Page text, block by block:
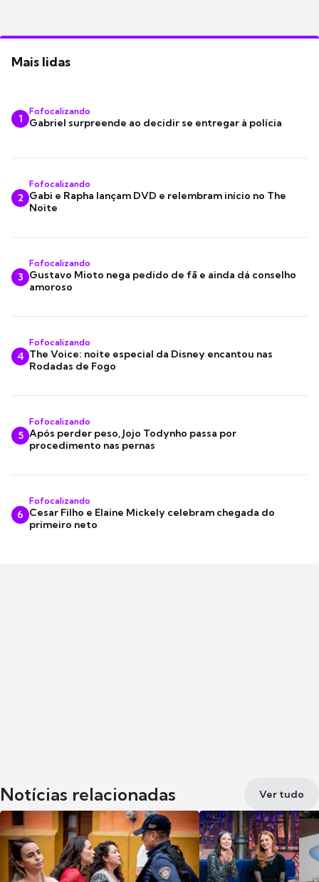
Mais lidas
1
Fofocalizando
Gabriel surpreende ao decidir se entregar à polícia
2
Fofocalizando
Gabi e Rapha lançam DVD e relembram início no The
Noite
3
Fofocalizando
Gustavo Mioto nega pedido de fã e ainda dá conselho
amoroso
4
Fofocalizando
The Voice: noite especial da Disney encantou nas
Rodadas de Fogo
5
Fofocalizando
Após perder peso, Jojo Todynho passa por
procedimento nas pernas
6
Fofocalizando
Cesar Filho e Elaine Mickely celebram chegada do
primeiro neto
Notícias relacionadas Ver tudo